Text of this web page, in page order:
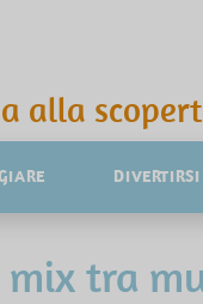
alla
DIVERTIRSI
tra